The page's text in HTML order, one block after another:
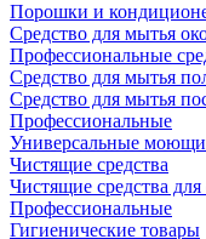
Порошки и
Средство для мытья
Профессиональные
Средство для мытья
Средство для мытья
Профессиональные
Универсальные
Чистящие средства
Чистящие средства
Профессиональные
Гигиенические товары